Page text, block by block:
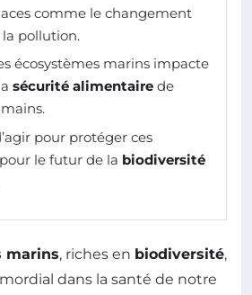
comme le changement
pollution.
écosystèmes marins impacte
sécurité alimentaire de
pour protéger ces
le futur de la biodiversité
marins, riches en biodiversité,
dans la santé de notre